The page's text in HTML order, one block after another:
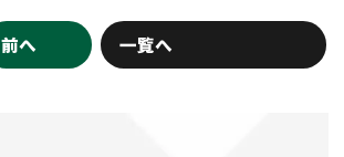
前へ 一覧へ